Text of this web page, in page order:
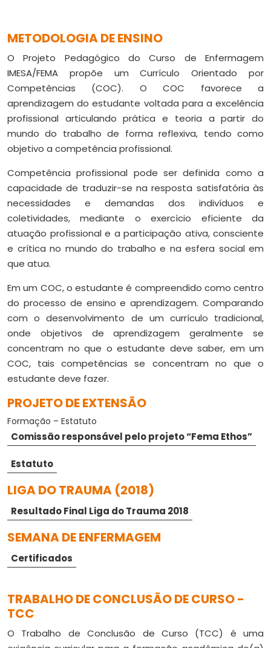
METODOLOGIA DE ENSINO
O Projeto Pedagógico do Curso de Enfermagem
IMESA/FEMA propõe um Currículo Orientado por
Competências (COC). O COC favorece a
aprendizagem do estudante voltada para a excelência
profissional articulando prática e teoria a partir do
mundo do trabalho de forma reflexiva, tendo como
objetivo a competência profissional.
Competência profissional pode ser definida como a
capacidade de traduzir-se na resposta satisfatória às
necessidades e demandas dos indivíduos e
coletividades, mediante o exercício eficiente da
atuação profissional e a participação ativa, consciente
e crítica no mundo do trabalho e na esfera social em
que atua.
Em um COC,o estudante é compreendido como centro
do processo de ensino e aprendizagem. Comparando
com o desenvolvimento de um currículo tradicional,
onde objetivos de aprendizagem geralmente se
concentram no que o estudante deve saber, em um
COC, tais competências se concentram no que o
estudante deve fazer.
PROJETO DE EXTENSÃO
Formação – Estatuto
Comissão responsável pelo projeto “Fema Ethos”
Estatuto
LIGA DO TRAUMA (2018)
Resultado Final Liga do Trauma 2018
SEMANA DE ENFERMAGEM
Certificados
TRABALHO DE CONCLUSÃO DE CURSO -
TCC
O Trabalho de Conclusão de Curso (TCC) é uma